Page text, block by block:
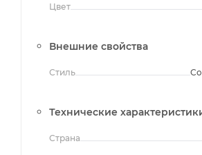
Цвет
Внешние свойства
Стиль
Технические
Страна